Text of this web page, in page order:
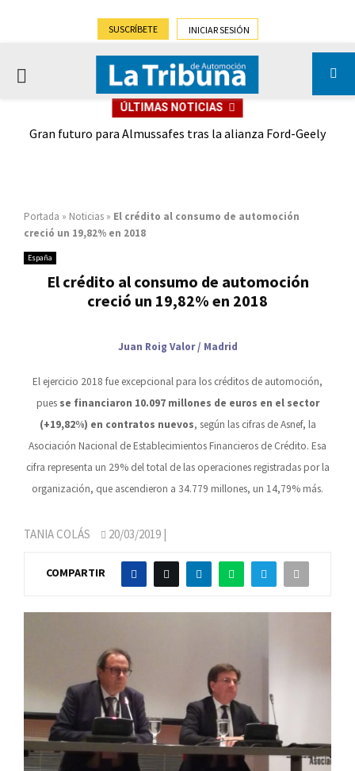
SUSCRÍBETE INICIAR SESIÓN
PRIMARY
ÚLTIMAS NOTICIAS
Gran futuro para Almussafes tras la alianza Ford-Geely
Portada » Noticias » El crédito al consumo de automoción
creció un 19,82% en 2018
España
El crédito al consumo de automoción
creció un 19,82% en 2018
Juan Roig Valor / Madrid
El ejercicio 2018 fue excepcional para los créditos de automoción,
pues se financiaron 10.097 millones de euros en el sector
(+19,82%) en contratos nuevos, según las cifras de Asnef, la
Asociación Nacional de Establecimientos Financieros de Crédito. Esa
cifra representa un 29% del total de las operaciones registradas por la
organización, que ascendieron a 34.779 millones, un 14,79% más.
TANIA COLÁS 20/03/2019 |
COMPARTIR